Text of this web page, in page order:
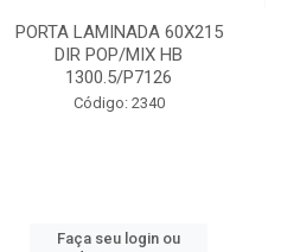
MAXIMOAR 50X50 C/GDE
QUAD ARTE BRANCO HB
P8334
Código: 2395
Faça seu login ou